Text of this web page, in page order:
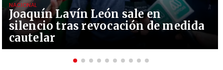
Joaquín Lavín León sale en
silencio tras revocación de medida
cautelar
NACIONAL